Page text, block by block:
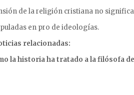
de la religión cristiana no
en pro de ideologías.
relacionadas:
la historia ha tratado a la filósofa